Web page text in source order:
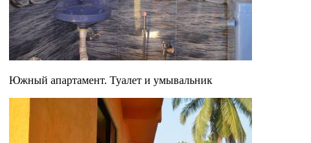
Южный апартамент. Туалет и умывальник